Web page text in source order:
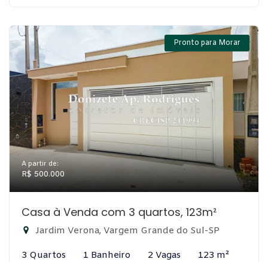
Pronto para Morar
A partir de:
R$ 500.000
Casa à Venda com 3 quartos, 123m²
Jardim Verona, Vargem Grande do Sul-SP
3 Quartos 1 Banheiro 2 Vagas 123 m²